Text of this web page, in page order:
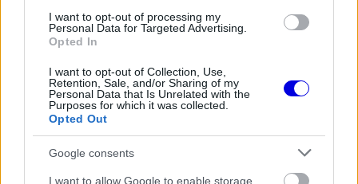
I want to opt-out of processing my
Personal Data for Targeted Advertising.
Opted In
I want to opt-out of Collection, Use,
Retention, Sale, and/or Sharing of my
Personal Data that Is Unrelated with the
Purposes for which it was collected.
Opted Out
Google consents
I want to allow Google to enable storage
ide, egész hétvégén fent is fog maradni.”
Player
This
a
modal
The media could not be loaded, either because
the server or network failed or because the format
is not supported.